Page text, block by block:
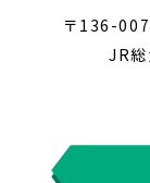
〒136-
JR